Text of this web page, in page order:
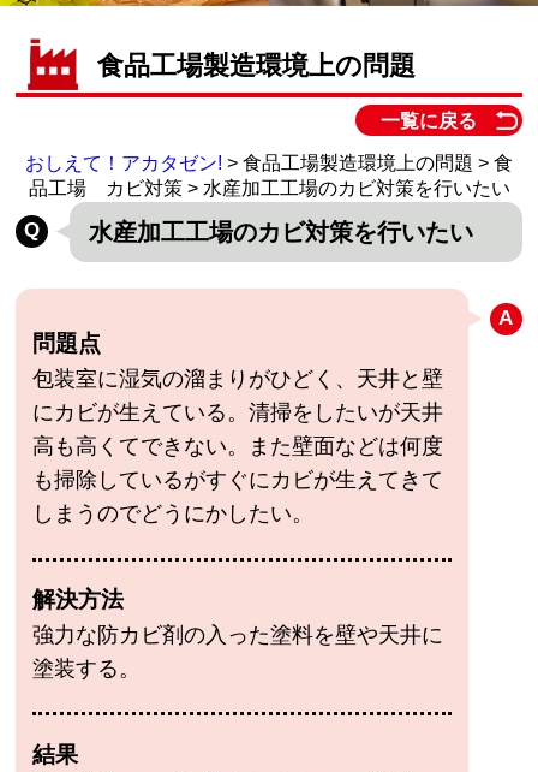
食品工場製造環境上の問題
一覧に戻る
おしえて！アカタゼン! > 食品工場製造環境上の問題 > 食
品工場 カビ対策 > 水産加工工場のカビ対策を行いたい
水産加工工場のカビ対策を行いたい
問題点
包装室に湿気の溜まりがひどく、天井と壁
にカビが生えている。清掃をしたいが天井
高も高くてできない。また壁面などは何度
も掃除しているがすぐにカビが生えてきて
しまうのでどうにかしたい。
解決方法
強力な防カビ剤の入った塗料を壁や天井に
塗装する。
結果